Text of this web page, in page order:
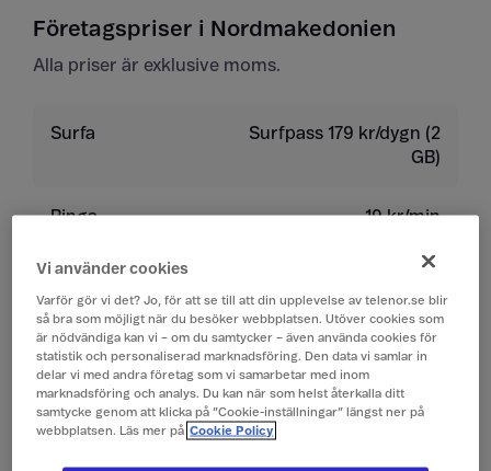
Företagspriser i Nordmakedonien
Alla priser är exklusive moms.
Surfa
Surfpass 179 kr/dygn (2
GB)
Ringa 19 kr/min
Ta emot samtal
Lyssna på röstbrevlåda 19 kr/min
Skicka sms 4 kr/st
Vi använder cookies
Varför gör vi det? Jo, för att se till att din upplevelse av telenor.se blir
så bra som möjligt när du besöker webbplatsen. Utöver cookies som
är nödvändiga kan vi – om du samtycker – även använda cookies för
statistik och personaliserad marknadsföring. Den data vi samlar in
delar vi med andra företag som vi samarbetar med inom
marknadsföring och analys. Du kan när som helst återkalla ditt
samtycke genom att klicka på ”Cookie-inställningar” längst ner på
webbplatsen. Läs mer på Cookie Policy